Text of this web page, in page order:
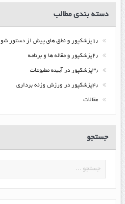
دسته بندی مطالب
۱٫پزشکپور و نطق های پیش از دستور شورای شهر گرگان
۲٫پزشکپور و مقاله ها و برنامه
۳٫پزشکپور در آیینه مطبوعات
۴٫پزشکپور در ورزش وزنه برداری
مقالات
جستجو